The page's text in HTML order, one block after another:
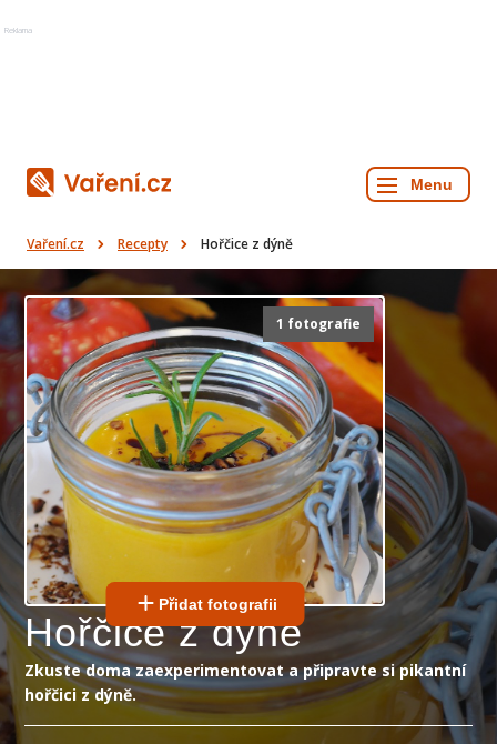
Reklama
Vaření.cz Recepty Hořčice z dýně
1 fotografie
Přidat fotografii
Hořčice z dýně
Zkuste doma zaexperimentovat a připravte si pikantní
hořčici z dýně.